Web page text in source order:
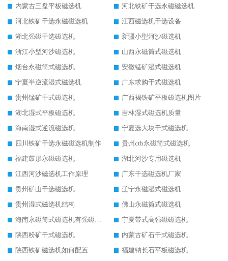
内蒙古三盘平板磁选机
河北铁矿干选永磁磁选机
河北铁矿干选永磁磁选机
江西磁选机干选设备
湖北强磁干选磁选机
新疆小型河沙磁选机
浙江小型河沙磁选机
山西永磁筒式磁选机
烟台永磁筒式磁选机
安徽锰矿湿式磁选机
宁夏半逆流湿式磁选机
广东求购干式磁选机
贵州锰矿干式磁选机
广西褐铁矿平板磁选机图片
湖北湿式平板磁选机
吉林湿式磁选机质量
海南湿式逆流磁选机
宁夏选大块干式磁选机
四川铁矿干选永磁磁选机制作
贵州ctb永磁筒式磁选机
福建鼓形永磁磁选机
湖北河沙专用磁选机
江西河沙磁选机工作原理
广东干选磁选机厂家
贵州矿山干选磁选机
辽宁永磁湿式磁选机
贵州湿式磁选机结构
佛山永磁筒式磁选机
海南永磁筒式磁选机有强磁的吗
宁夏带式高强磁磁选机
陕西粉矿干式磁选机
内蒙古矿石干式磁选机
陕西铁矿磁选机如何配置
福建钠长石平板磁选机